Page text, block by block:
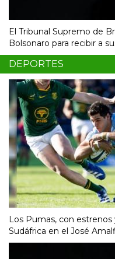
El Tribunal Supremo de
Bolsonaro para recibir a
DEPORTES
Los Pumas, con
Sudáfrica en el José